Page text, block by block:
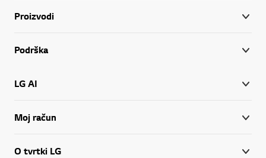
Proizvodi
Podrška
LG AI
Moj račun
O tvrtki LG